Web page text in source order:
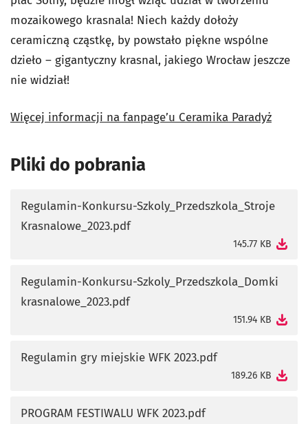
mozaikowego krasnala! Niech każdy dołoży
ceramiczną cząstkę, by powstało piękne wspólne
dzieło – gigantyczny krasnal, jakiego Wrocław jeszcze
nie widział!
Więcej informacji na fanpage’u Ceramika Paradyż
Pliki do pobrania
Regulamin-Konkursu-Szkoly_Przedszkola_Stroje
Krasnalowe_2023.pdf
145.77 KB
otworzy się w nowej karcie
Regulamin-Konkursu-Szkoly_Przedszkola_Domki
krasnalowe_2023.pdf
151.94 KB
otworzy się w nowej karcie
Regulamin gry miejskie WFK 2023.pdf
189.26 KB
PROGRAM FESTIWALU WFK 2023.pdf